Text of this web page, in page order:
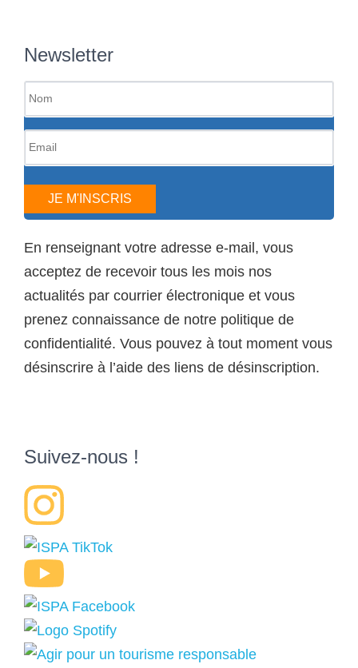
Newsletter
JE M'INSCRIS
En renseignant votre adresse e-mail, vous
acceptez de recevoir tous les mois nos
actualités par courrier électronique et vous
prenez connaissance de notre politique de
confidentialité. Vous pouvez à tout moment vous
désinscrire à l’aide des liens de désinscription.
Suivez-nous !